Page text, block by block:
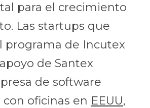
para el crecimiento
Las startups que
programa de Incutex
de Santex
de software
oficinas en EEUU